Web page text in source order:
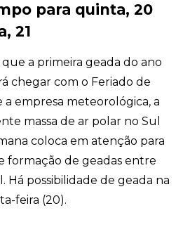
para quinta, 20
21
a primeira geada do ano
chegar com o Feriado de
a empresa meteorológica, a
massa de ar polar no Sul
coloca em atenção para
formação de geadas entre
Há possibilidade de geada na
feira (20).